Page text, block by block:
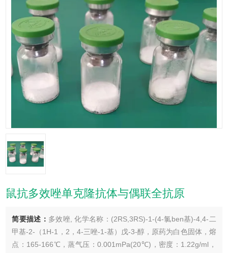
鼠抗多效唑单克隆抗体与偶联全抗原
简要描述： 多效唑, 化学名称：(2RS,3RS)-1-(4-氯ben基)-4,4-二
甲基-2-（1H-1，2，4-三唑-1-基）戊-3-醇，原药为白色固体，熔
点：165-166℃，蒸气压：0.001mPa(20℃)，密度：1.22g/ml，